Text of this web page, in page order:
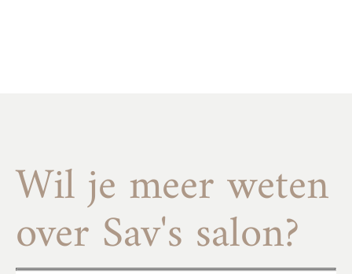
Wil je meer weten
over Sav's salon?